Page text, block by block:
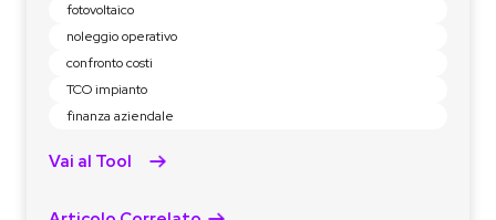
fotovoltaico
noleggio operativo
confronto costi
TCO impianto
finanza aziendale
Vai al Tool